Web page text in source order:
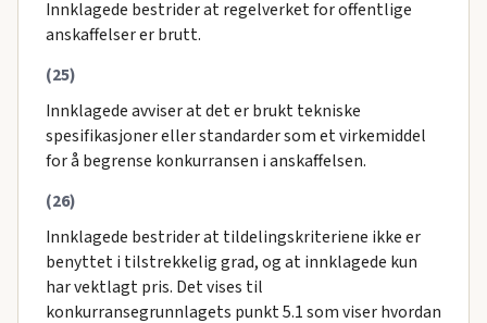
Innklagede bestrider at regelverket for offentlige
anskaffelser er brutt.
(25)
Innklagede avviser at det er brukt tekniske
spesifikasjoner eller standarder som et virkemiddel
for å begrense konkurransen i anskaffelsen.
(26)
Innklagede bestrider at tildelingskriteriene ikke er
benyttet i tilstrekkelig grad, og at innklagede kun
har vektlagt pris. Det vises til
konkurransegrunnlagets punkt 5.1 som viser hvordan